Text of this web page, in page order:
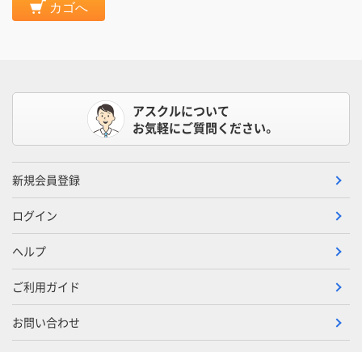
カゴへ
アスクルについて
お気軽にご質問ください。
新規会員登録
ログイン
ヘルプ
ご利用ガイド
お問い合わせ